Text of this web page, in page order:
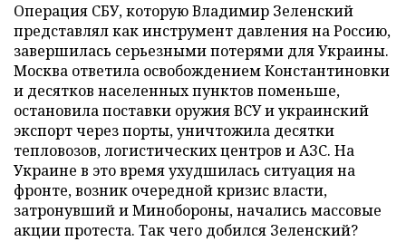
Операция СБУ, которую Владимир Зеленский
представлял как инструмент давления на Россию,
завершилась серьезными потерями для Украины.
Москва ответила освобождением Константиновки
и десятков населенных пунктов поменьше,
остановила поставки оружия ВСУ и украинский
экспорт через порты, уничтожила десятки
тепловозов, логистических центров и АЗС. На
Украине в это время ухудшилась ситуация на
фронте, возник очередной кризис власти,
затронувший и Минобороны, начались массовые
акции протеста. Так чего добился Зеленский?